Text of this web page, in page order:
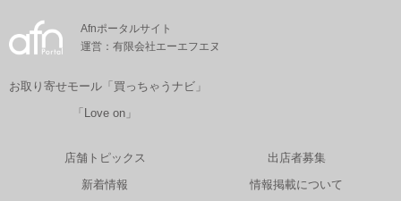
Afnポータルサイト
運営：有限会社エーエフエヌ
お取り寄せモール「買っちゃうナビ」
「Love on」
店舗トピックス
新着情報
出店者募集
情報掲載について